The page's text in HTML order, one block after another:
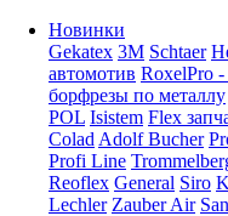
Новинки
Gekatex 3M Schtaer
автомотив RoxelPro -
борфрезы по металлу
POL Isistem Flex
Colad Adolf Bucher
Profi Line
Reoflex General Siro
Lechler Zauber Air